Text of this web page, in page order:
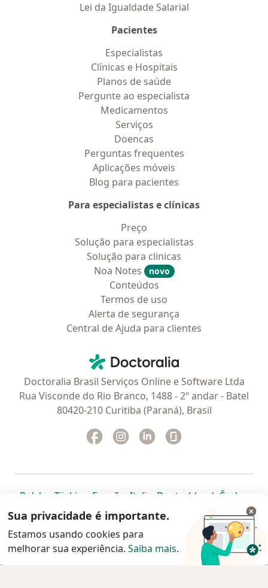
Lei da Igualdade Salarial
Pacientes
Especialistas
Clínicas e Hospitais
Planos de saúde
Pergunte ao especialista
Medicamentos
Serviços
Doencas
Perguntas frequentes
Aplicações móveis
Blog para pacientes
Para especialistas e clínicas
Preço
Solução para especialistas
Solução para clinicas
Noa Notes
novo
Conteúdos
Termos de uso
Alerta de segurança
Central de Ajuda para clientes
Doctoralia - Homepage
Doctoralia Brasil Serviços Online e Software Ltda
Rua Visconde do Rio Branco, 1488 - 2º andar - Batel
80420-210 Curitiba (Paraná), Brasil
Facebook
abre num novo separador
Instagram
abre num novo separador
Linkedin
abre num novo
Polska abre num novo separador
Türkiye abre num novo separador
España abre num novo separador
Italia abre num novo
Deutschlandabre num
Česko
Portugal abre num novo separador
, México abre num novo separador
, abre num novo separador
Brasil abre num novoabre num
abre
Colombia abre num novo
www.doctoralia.com.br © 2026 - Agende agora sua
Sua privacidade é importante.
Estamos usando cookies para
melhorar sua experiência. Saiba mais.